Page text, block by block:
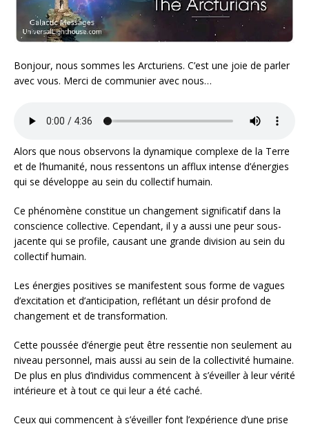
Bonjour, nous sommes les Arcturiens. C’est une joie de parler
avec vous. Merci de communier avec nous…
Alors que nous observons la dynamique complexe de la Terre
et de l’humanité, nous ressentons un afflux intense d’énergies
qui se développe au sein du collectif humain.
Ce phénomène constitue un changement significatif dans la
conscience collective. Cependant, il y a aussi une peur sous-
jacente qui se profile, causant une grande division au sein du
collectif humain.
Les énergies positives se manifestent sous forme de vagues
d’excitation et d’anticipation, reflétant un désir profond de
changement et de transformation.
Cette poussée d’énergie peut être ressentie non seulement au
niveau personnel, mais aussi au sein de la collectivité humaine.
De plus en plus d’individus commencent à s’éveiller à leur vérité
intérieure et à tout ce qui leur a été caché.
Ceux qui commencent à s’éveiller font l’expérience d’une prise